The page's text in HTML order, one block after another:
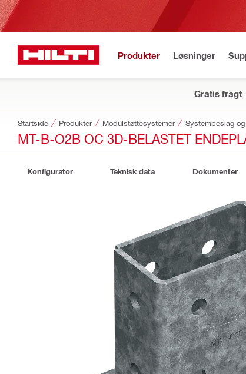
Produkter Løsninger
Gratis fragt
Startside Produkter Modulstøttesystemer Systembeslag
MT-B-O2B OC 3D-BELASTET
Konfigurator Teknisk data Dokumenter